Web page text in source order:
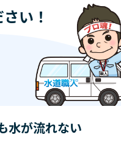
い！
水が流れない